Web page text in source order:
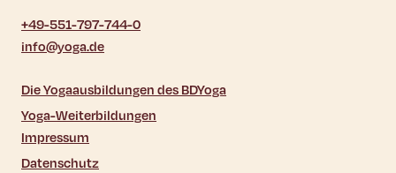
+49-551-797-744-0
info@yoga.de
Die Yogaausbildungen des BDYoga
Yoga-Weiterbildungen
Impressum
Datenschutz